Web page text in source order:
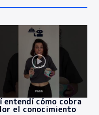
entendí cómo cobra
el conocimiento